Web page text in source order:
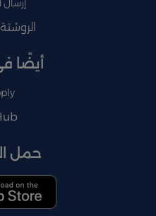
إرسال
أيضًا
حمل